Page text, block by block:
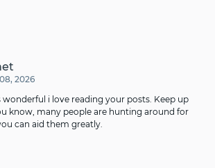
2026
i love reading your posts. Keep up
know, many people are hunting around for
can aid them greatly.